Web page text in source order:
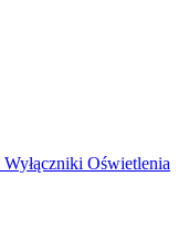
Wyłączniki Oświetlenia